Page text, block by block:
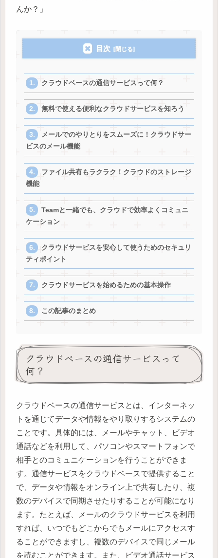
んか？」
目次
クラウドベースの通信サービスって何？
無料で使える便利なクラウドサービスを知ろう
メールでのやりとりをスムーズに！クラウドサー
ビスのメール機能
ファイル共有もラクラク！クラウドのストレージ
機能
Teamと一緒でも、クラウドで効率よくコミュニ
ケーション
クラウドサービスを安心して使うためのセキュリ
ティポイント
クラウドサービスを始めるための基本操作
この記事のまとめ
クラウドベースの通信サービスって
何？
クラウドベースの通信サービスとは、インターネッ
トを通じてデータや情報をやり取りするシステムの
ことです。具体的には、メールやチャット、ビデオ
通話などを利用して、パソコンやスマートフォンで
相手とのコミュニケーションを行うことができま
す。通信サービスをクラウドベースで提供すること
で、データや情報をオンライン上で共有したり、複
数のデバイスで同期させたりすることが可能になり
ます。たとえば、メールのクラウドサービスを利用
すれば、いつでもどこからでもメールにアクセスす
ることができますし、複数のデバイスで同じメール
を読むことができます。また、ビデオ通話サービス